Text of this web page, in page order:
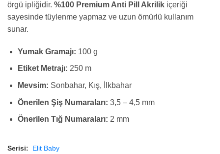
örgü ipliğidir. %100 Premium Anti Pill Akrilik içeriği
sayesinde tüylenme yapmaz ve uzun ömürlü kullanım
sunar.
Yumak Gramajı: 100 g
Etiket Metrajı: 250 m
Mevsim: Sonbahar, Kış, İlkbahar
Önerilen Şiş Numaraları: 3,5 – 4,5 mm
Önerilen Tığ Numaraları: 2 mm
Serisi: Elit Baby